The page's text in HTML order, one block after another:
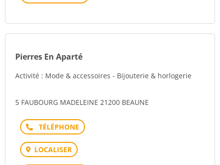
Pierres En Aparté
Activité : Mode & accessoires - Bijouterie & horlogerie
5 FAUBOURG MADELEINE 21200 BEAUNE
Téléphone
LOCALISER